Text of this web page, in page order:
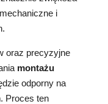
i
oraz precyzyjne
montażu
odporny na
Proces ten